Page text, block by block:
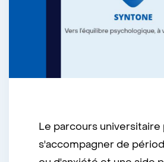
Le parcours
s'accompagner de